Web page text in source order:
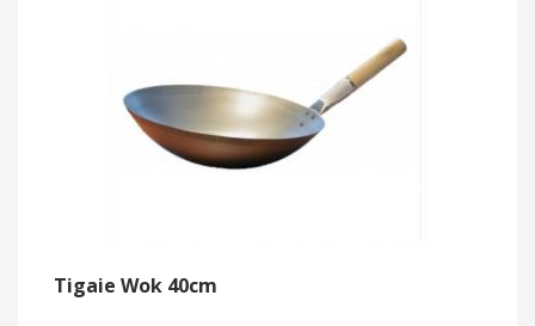
Tigaie Wok 40cm